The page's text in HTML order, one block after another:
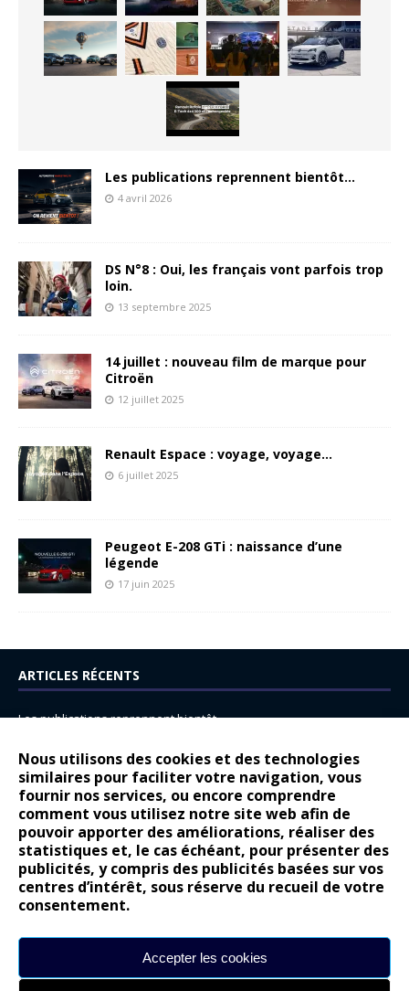
Nous utilisons des cookies et des technologies
similaires pour faciliter votre navigation, vous
fournir nos services, ou encore comprendre
comment vous utilisez notre site web afin de
pouvoir apporter des améliorations, réaliser des
statistiques et, le cas échéant, pour présenter des
publicités, y compris des publicités basées sur vos
centres d’intérêt, sous réserve du recueil de votre
consentement.
Accepter les cookies
Les publications reprennent bientôt…
4 avril 2026
DS N°8 : Oui, les français vont parfois trop
loin.
13 septembre 2025
14 juillet : nouveau film de marque pour
Citroën
12 juillet 2025
Renault Espace : voyage, voyage…
6 juillet 2025
Peugeot E-208 GTi : naissance d’une
légende
17 juin 2025
ARTICLES RÉCENTS
Les publications reprennent bientôt…
14 juillet : nouveau film de marque pour Citroën
Renault Espace : voyage, voyage…
Peugeot E-208 GTi : naissance d’une légende
COMMENTAIRES RÉCENTS
Bernard Dardartdans
Gilly
gyo